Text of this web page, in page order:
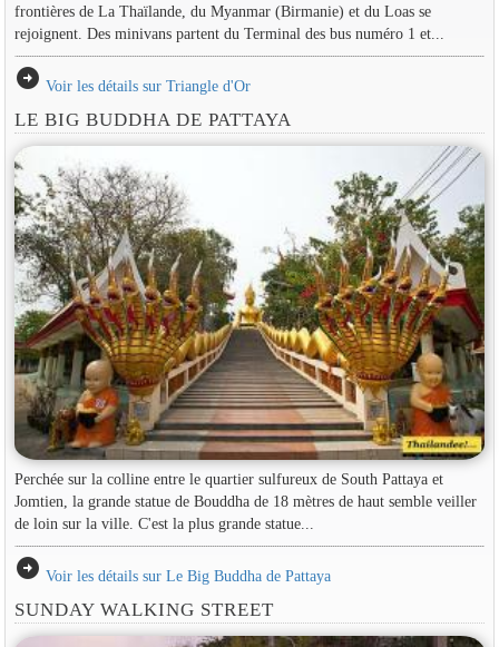
frontières de La Thaïlande, du Myanmar (Birmanie) et du Loas se
rejoignent. Des minivans partent du Terminal des bus numéro 1 et...
arrow_circle_right Voir les détails sur Triangle d'Or
LE BIG BUDDHA DE PATTAYA
Perchée sur la colline entre le quartier sulfureux de South Pattaya et
Jomtien, la grande statue de Bouddha de 18 mètres de haut semble veiller
de loin sur la ville. C'est la plus grande statue...
arrow_circle_right Voir les détails sur Le Big Buddha de Pattaya
SUNDAY WALKING STREET